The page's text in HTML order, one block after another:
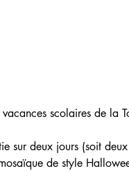
scolaires de la
sur deux jours (soit
de style